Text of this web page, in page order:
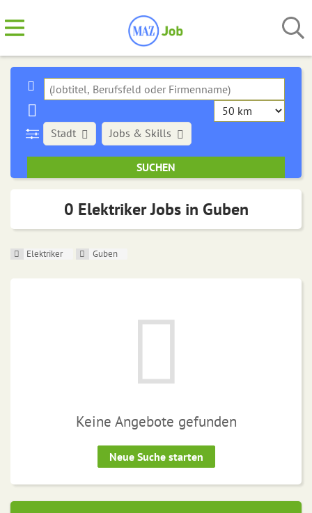
Stadt Jobs & Skills
0 Elektriker Jobs in Guben
Elektriker Guben
Keine Angebote gefunden
Neue Suche starten